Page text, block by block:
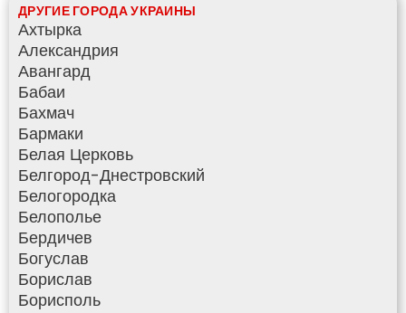
ДРУГИЕ ГОРОДА УКРАИНЫ
Ахтырка
Александрия
Авангард
Бабаи
Бахмач
Бармаки
Белая Церковь
Белгород-Днестровский
Белогородка
Белополье
Бердичев
Богуслав
Борислав
Борисполь